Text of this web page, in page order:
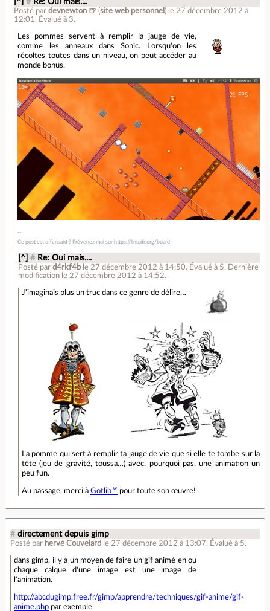
[^] # Re: Oui mais....
Posté pardevnewton 🍺 (site web personnel ) le 27 décembre 2012 à
12:01 . Évalué à 3.
Les pommes servent à remplir la jauge de vie,
comme les anneaux dans Sonic. Lorsqu'on les
récoltes toutes dans un niveau, on peut accéder au
monde bonus.
Ce post est offensant ? Prévenez moi sur https://linuxfr.org/board
[^] # Re: Oui mais....
Posté par d4rkf4b le 27 décembre 2012 à 14:50. Évalué à 5. Dernière
modification le 27 décembre 2012 à 14:52.
J'imaginais plus un truc dans ce genre de délire…
La pomme qui sert à remplir ta jauge de vie que si elle te tombe sur la
tête (jeu de gravité, toussa…) avec, pourquoi pas, une animation un
peu fun.
Au passage, merci à Gotlib pour toute son œuvre!
# directement depuis gimp
Posté par hervé Couvelard le 27 décembre 2012 à 13:07. Évalué à 5.
dans gimp, il y a un moyen de faire un gif animé en ou
chaque calque d'une image est une image de
l'animation.
http://abcdugimp.free.fr/gimp/apprendre/techniques/gif-anime/gif-
anime.php par exemple